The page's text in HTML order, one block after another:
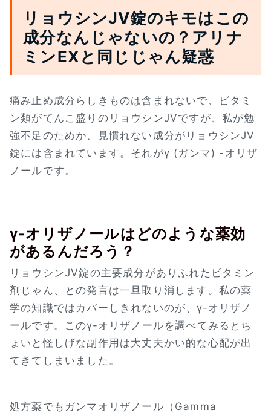
リョウシンJV錠のキモはこの
成分なんじゃないの？アリナ
ミンEXと同じじゃん疑惑
痛み止め成分らしきものは含まれないで、ビタミ
ン類がてんこ盛りのリョウシンJVですが、私が勉
強不足のためか、見慣れない成分がリョウシンJV
錠には含まれています。それがγ (ガンマ) -オリザ
ノールです。
γ-オリザノールはどのような薬効
があるんだろう？
リョウシンJV錠の主要成分がありふれたビタミン
剤じゃん、との発言は一旦取り消します。私の薬
学の知識ではカバーしきれないのが、γ-オリザノ
ールです。このγ-オリザノールを調べてみるとち
ょいと怪しげな副作用は大丈夫かい的な心配が出
てきてしまいました。
処方薬でもガンマオリザノール（Gamma